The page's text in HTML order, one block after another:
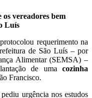
vereadores bem
Luís
requerimento na
de São Luís – por
Alimentar (SEMSA) –
de uma cozinha
Francisco.
urgência nos estudos